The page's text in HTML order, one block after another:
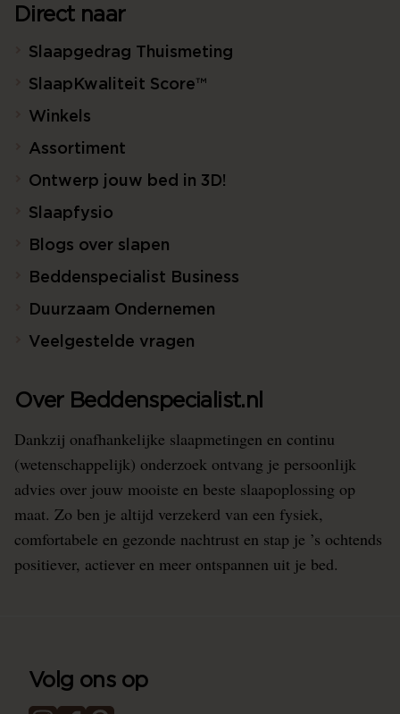
Direct naar
Slaapgedrag Thuismeting
SlaapKwaliteit Score™
Winkels
Assortiment
Ontwerp jouw bed in 3D!
Slaapfysio
Blogs over slapen
Beddenspecialist Business
Duurzaam Ondernemen
Veelgestelde vragen
Over Beddenspecialist.nl
Dankzij onafhankelijke slaapmetingen en continu
(wetenschappelijk) onderzoek ontvang je persoonlijk
advies over jouw mooiste en beste slaapoplossing op
maat. Zo ben je altijd verzekerd van een fysiek,
comfortabele en gezonde nachtrust en stap je ’s ochtends
positiever, actiever en meer ontspannen uit je bed.
Volg ons op